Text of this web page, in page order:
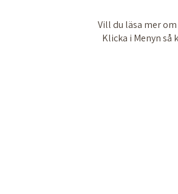
Vill du läsa mer
Klicka i Menyn så